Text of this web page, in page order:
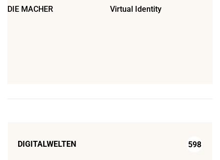
DIE MACHER Virtual Identity
DIGITALWELTEN 598